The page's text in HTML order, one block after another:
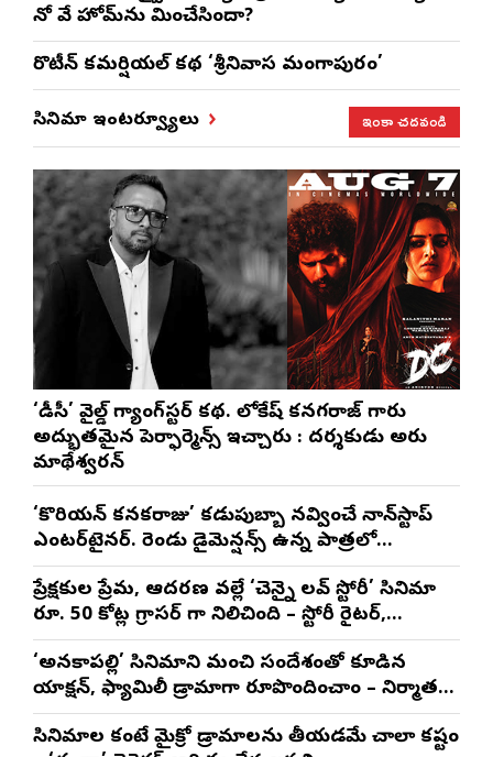
నో వే హోమ్‌ను మించేసిందా?
రొటీన్‌ కమర్షియల్‌ కథ ‘శ్రీనివాస మంగాపురం’
సినిమా ఇంటర్వ్యూలు ఇంకా చదవండి
‘డీసీ’ వైల్డ్ గ్యాంగ్‌స్టర్ కథ. లోకేష్ కనగరాజ్ గారు
అద్భుతమైన పెర్ఫార్మెన్స్ ఇచ్చారు : దర్శకుడు అరుణ్
మాథేశ్వరన్
‘కొరియన్ కనకరాజు’ కడుపుబ్బా నవ్వించే నాన్‌స్టాప్
ఎంటర్‌టైనర్. రెండు డైమెన్షన్స్ ఉన్న పాత్రలో
నటించడం చాలా సంతృప్తినిచ్చింది : వరుణ్ తేజ్
ప్రేక్షకుల ప్రేమ, ఆదరణ వల్లే ‘చెన్నై లవ్ స్టోరీ’ సినిమా
రూ. 50 కోట్ల గ్రాసర్ గా నిలిచింది – స్టోరీ రైటర్,
ప్రొడ్యూసర్ సాయి రాజేష్
‘అనకాపల్లి’ సినిమాని మంచి సందేశంతో కూడిన
యాక్షన్, ఫ్యామిలీ డ్రామాగా రూపొందించాం – నిర్మాతలు
త్రినాథరావు నక్కిన, కాండ్రేగుల నాయుడు
సినిమాల కంటే మైక్రో డ్రామాలను తీయడమే చాలా కష్టం